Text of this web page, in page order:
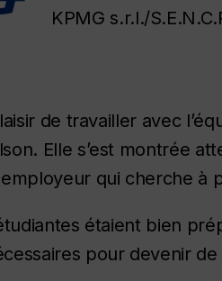
KPMG s.r.l./
de travailler avec
Elle s’est montrée
qui cherche à
étaient bien
pour devenir